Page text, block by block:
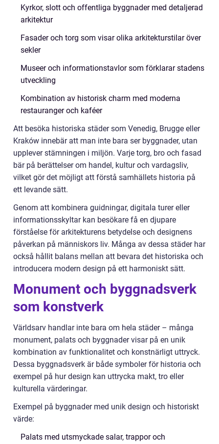
Kyrkor, slott och offentliga byggnader med detaljerad
arkitektur
Fasader och torg som visar olika arkitekturstilar över
sekler
Museer och informationstavlor som förklarar stadens
utveckling
Kombination av historisk charm med moderna
restauranger och kaféer
Att besöka historiska städer som Venedig, Brugge eller
Kraków innebär att man inte bara ser byggnader, utan
upplever stämningen i miljön. Varje torg, bro och fasad
bär på berättelser om handel, kultur och vardagsliv,
vilket gör det möjligt att förstå samhällets historia på
ett levande sätt.
Genom att kombinera guidningar, digitala turer eller
informationsskyltar kan besökare få en djupare
förståelse för arkitekturens betydelse och designens
påverkan på människors liv. Många av dessa städer har
också hållit balans mellan att bevara det historiska och
introducera modern design på ett harmoniskt sätt.
Monument och byggnadsverk
som konstverk
Världsarv handlar inte bara om hela städer – många
monument, palats och byggnader visar på en unik
kombination av funktionalitet och konstnärligt uttryck.
Dessa byggnadsverk är både symboler för historia och
exempel på hur design kan uttrycka makt, tro eller
kulturella värderingar.
Exempel på byggnader med unik design och historiskt
värde:
Palats med utsmyckade salar, trappor och